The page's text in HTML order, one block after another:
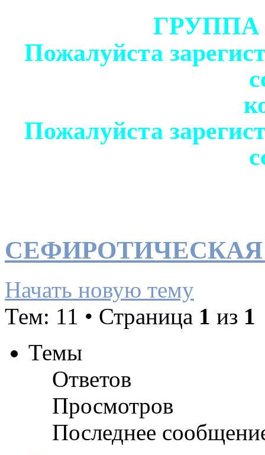
Пожалуйста
Пожалуйста
Начать новую тему
Тем: 11 • Страница 1 из 1
Темы
Ответов
Просмотров
Последнее